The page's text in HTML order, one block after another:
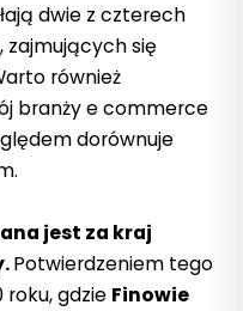
dwie z czterech
zajmujących się
również
branży e commerce
dorównuje
jest za kraj
Potwierdzeniem tego
gdzie Finowie